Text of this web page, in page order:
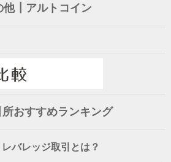
他┃アルトコイン
おすすめランキング
レバレッジ取引とは？